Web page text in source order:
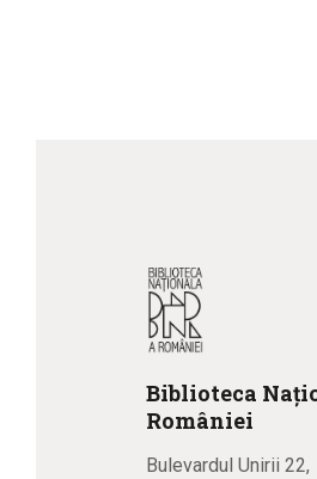
Biblioteca N
României
Bulevardul Unirii 22,